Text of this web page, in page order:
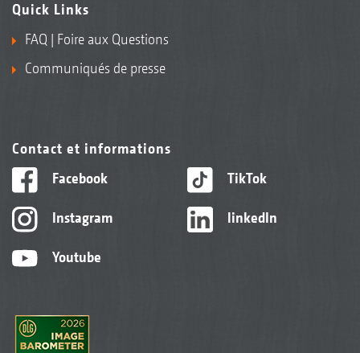
Quick Links
FAQ | Foire aux Questions
Communiqués de presse
Contact et informations
Facebook
Instagram
Youtube
TikTok
linkedIn